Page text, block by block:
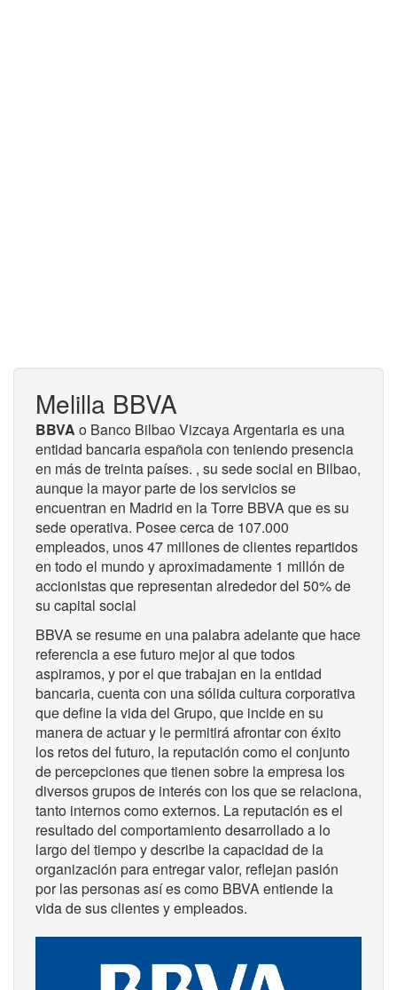
Melilla BBVA
BBVA o Banco Bilbao Vizcaya Argentaria es una
entidad bancaria española con teniendo presencia
en más de treinta países. , su sede social en Bilbao,
aunque la mayor parte de los servicios se
encuentran en Madrid en la Torre BBVA que es su
sede operativa. Posee cerca de 107.000
empleados, unos 47 millones de clientes repartidos
en todo el mundo y aproximadamente 1 millón de
accionistas que representan alrededor del 50% de
su capital social
BBVA se resume en una palabra adelante que hace
referencia a ese futuro mejor al que todos
aspiramos, y por el que trabajan en la entidad
bancaria, cuenta con una sólida cultura corporativa
que define la vida del Grupo, que incide en su
manera de actuar y le permitirá afrontar con éxito
los retos del futuro, la reputación como el conjunto
de percepciones que tienen sobre la empresa los
diversos grupos de interés con los que se relaciona,
tanto internos como externos. La reputación es el
resultado del comportamiento desarrollado a lo
largo del tiempo y describe la capacidad de la
organización para entregar valor, reflejan pasión
por las personas así es como BBVA entiende la
vida de sus clientes y empleados.